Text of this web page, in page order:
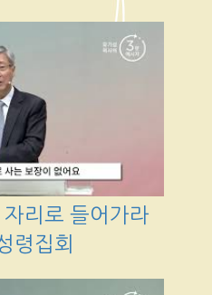
리로 들어가라
령집회